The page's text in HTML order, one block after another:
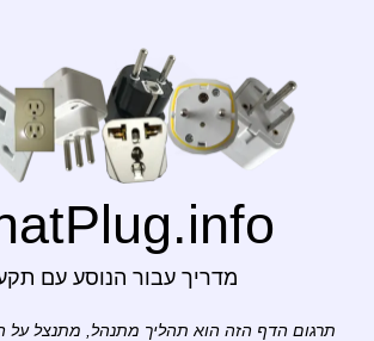
מדריך עבור הנוסע עם
תרגום הדף הזה הוא תהליך מתנהל, מתנצל על